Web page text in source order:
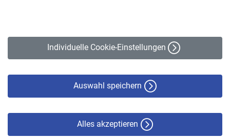
Individuelle Cookie-Einstellungen
Auswahl speichern
Alles akzeptieren
Erklärung zur Barrierefreiheit
© VBL 2026